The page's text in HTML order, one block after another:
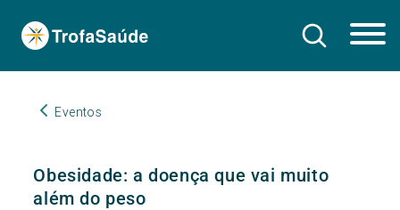
Eventos
Obesidade: a doença que vai muito
além do peso